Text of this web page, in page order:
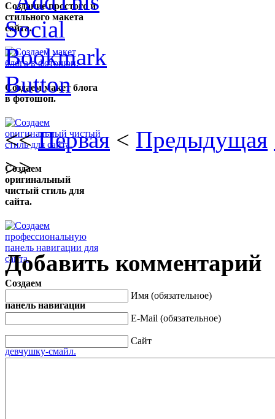
Создание простого и
стильного макета
сайта.
Создаем макет блога
в фотошоп.
Создаем
оригинальный
чистый стиль для
сайта.
Создаем
панель навигации
для сайта.
<<Первая < Предыдущая
>>
Добавить комментарий
Имя (обязательное)
E-Mail (обязательное)
Сайт